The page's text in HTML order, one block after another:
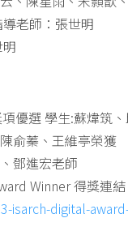
老師：張世明
優選 學生:蘇煒筑
俞蓁、王維亭榮獲
鄧進宏老師
Winner 得獎連結
isarch-digital-